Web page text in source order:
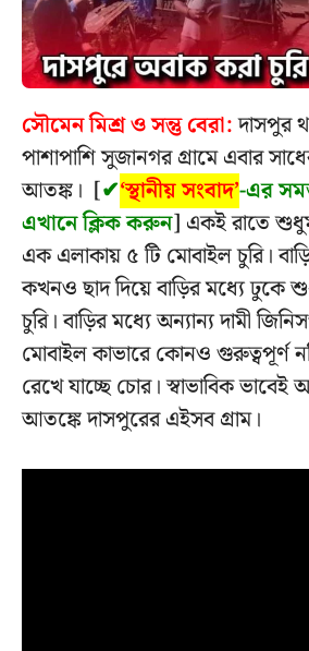
সৌমেন মিশ্র ও সন্তু বেরা:দাসপুর
পাশাপাশি সুজানগর গ্রামে এবার
আতঙ্ক। [✔‘স্থানীয় সংবাদ’-এর
এখানে ক্লিক করুন] একই রাতে
এক এলাকায় ৫ টি মোবাইল চুরি।
কখনও ছাদ দিয়ে বাড়ির মধ্যে ঢুকে
চুরি। বাড়ির মধ্যে অন্যান্য দামী
মোবাইল কাভারে কোনও গুরুত্বপূর্ণ
রেখে যাচ্ছে চোর। স্বাভাবিক ভাবেই
আতঙ্কে দাসপুরের এইসব গ্রাম।